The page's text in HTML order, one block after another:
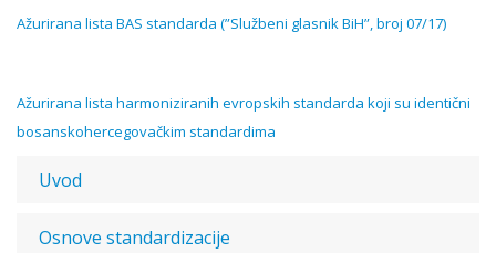
Ažurirana lista BAS standarda (”Službeni glasnik BiH”, broj 07/17)
Ažurirana lista harmoniziranih evropskih standarda koji su identični
bosanskohercegovačkim standardima
Uvod
Osnove standardizacije